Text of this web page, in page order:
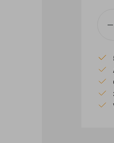
Globe
goud
e27